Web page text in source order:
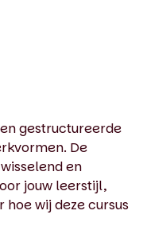
gestructureerde
De
en
jouw leerstijl,
hoe wij deze cursus